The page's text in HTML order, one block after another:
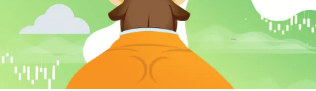
61
43
994
1242